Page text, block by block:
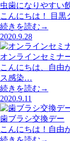
虫歯になりやすい
こんにちは！ 目
続きを読む→
2020.9.28
オンラインセミナ
こんにちは、自由
ス感染…
続きを読む→
2020.9.11
歯ブラシ交換デー
こんにちは！自由